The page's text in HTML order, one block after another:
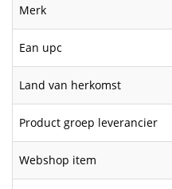
Merk
Ean upc
Land van herkomst
Product groep leverancier
Webshop item